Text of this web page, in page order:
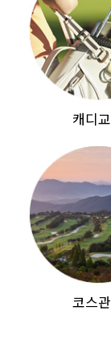
캐디
코스